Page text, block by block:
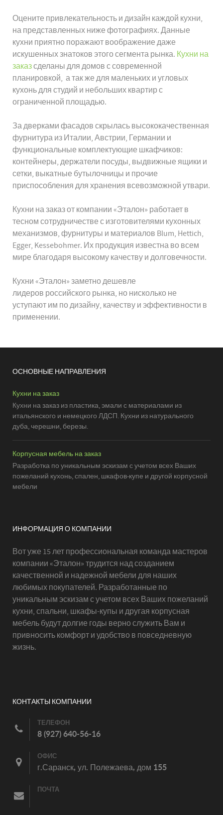
Оцените привлекательность и дизайн каждой кухни,
на представленных ниже фотографиях. Данные
кухни приятно поражают воображение даже
искушенных знатоков этого сегмента рынка. Кухни на
заказсделаны для домов с современной
планировкой, а так же для маленьких и угловых
кухонь для студий и небольших квартир с
ограниченной площадью.
За дверками фасадов скрылась высококачественная
фурнитура из Италии, Австрии, Германии и
функциональные комплектующие шкафчиков:
контейнеры, держатели посуды, выдвижные ящики и
сетки, выкатные бутылочницы и прочие
приспособления для хранения всевозможной утвари.
Кухни на заказ от компании «Эталон» работает в
тесном сотрудничестве с изготовителями кухонных
механизмов, фурнитуры и материалов Blum, Hettich,
Egger, Kessebohmer. Их продукция известна во всем
мире благодаря высокому качеству и долговечности.
Кухни «Эталон» заметно дешевле
лидеров российского рынка, но нисколько не
уступают им по дизайну, качеству и эффективности в
применении.
ОСНОВНЫЕ НАПРАВЛЕНИЯ
Кухни на заказ
Кухни на заказ из пластика, эмали с материалами из
итальянского и немецкого ЛДСП. Кухни из натурального
дуба, черешни, березы.
Корпусная мебель на заказ
Разработка по уникальным эскизам с учетом всех Ваших
пожеланий кухонь, спален, шкафов-купе и другой корпусной
мебели
ИНФОРМАЦИЯ О КОМПАНИИ
Вот уже 15 лет профессиональная команда мастеров
компании «Эталон» трудится над созданием
качественной и надежной мебели для наших
любимых покупателей. Разработанные по
уникальным эскизам с учетом всех Ваших пожеланий
кухни, спальни, шкафы-купы и другая корпусная
мебель будут долгие годы верно служить Вам и
привносить комфорт и удобство в повседневную
жизнь.
КОНТАКТЫ КОМПАНИИ
ТЕЛЕФОН
8 (927) 640-56-16
ОФИС
г.Саранск, ул. Полежаева, дом 155
ПОЧТА